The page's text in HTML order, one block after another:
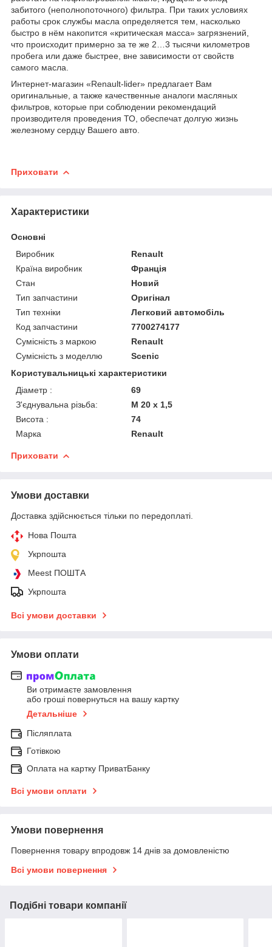
забитого (неполнопоточного) фильтра. При таких условиях
работы срок службы масла определяется тем, насколько
быстро в нём накопится «критическая масса» загрязнений,
что происходит примерно за те же 2…3 тысячи километров
пробега или даже быстрее, вне зависимости от свойств
самого масла.
Интернет-магазин «Renault-lider» предлагает Вам
оригинальные, а также качественные аналоги масляных
фильтров, которые при соблюдении рекомендаций
производителя проведения ТО, обеспечат долгую жизнь
железному сердцу Вашего авто.
Приховати
Характеристики
Основні
Виробник
Renault
Країна виробник
Франція
Стан
Новий
Тип запчастини
Оригінал
Тип техніки
Легковий автомобіль
Код запчастини
7700274177
Сумісність з маркою
Renault
Сумісність з моделлю
Scenic
Користувальницькі характеристики
Діаметр :
69
З'єднувальна різьба:
M 20 x 1,5
Висота :
74
Марка
Renault
Приховати
Умови доставки
Доставка здійснюється тільки по передоплаті.
Нова Пошта
Укрпошта
Meest ПОШТА
Укрпошта
Всі умови доставки
Умови оплати
Ви отримаєте замовлення
або гроші повернуться на вашу картку
Детальніше
Післяплата
Готівкою
Оплата на картку ПриватБанку
Всі умови оплати
Умови повернення
Повернення товару впродовж 14 днів за домовленістю
Всі умови повернення
Подібні товари компанії